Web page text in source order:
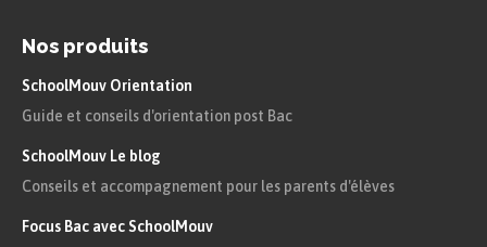
La lithification est un processus de
compactage et de cimentation qui
convertit les sédiments en roches
sédimentaires dures. Ce processus
impacte la composition de la croûte
terrestre.
Nos produits
SchoolMouv Orientation
Guide et conseils d'orientation post Bac
SchoolMouv Le blog
Conseils et accompagnement pour les parents d'élèves
Focus Bac avec SchoolMouv